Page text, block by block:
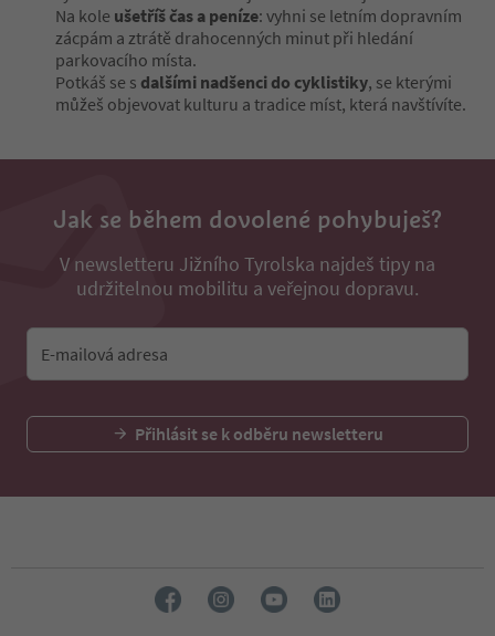
Na kole ušetříš čas a peníze: vyhni se letním dopravním
zácpám a ztrátě drahocenných minut při hledání
parkovacího místa.
Potkáš se s dalšími nadšenci do cyklistiky, se kterými
můžeš objevovat kulturu a tradice míst, která navštívíte.
Jak se během dovolené pohybuješ?
V newsletteru Jižního Tyrolska najdeš tipy na
udržitelnou mobilitu a veřejnou dopravu.
E-mailová adresa
Přihlásit se k odběru newsletteru